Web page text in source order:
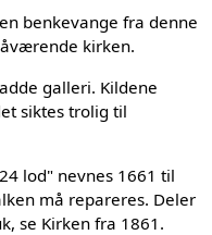
benkevange fra denne
kirken.
galleri. Kildene
siktes trolig til
lod" nevnes 1661 til
må repareres. Deler
se Kirken fra 1861.